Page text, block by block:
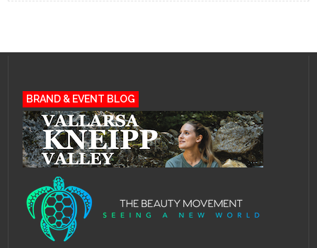
BRAND & EVENT BLOG